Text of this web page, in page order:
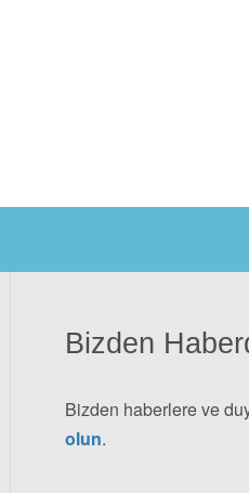
Bizden
Bizden haberlere ve
olun.